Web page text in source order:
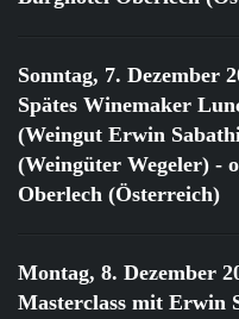
Sonntag, 7. Dezember
Spätes Winemaker
(Weingut Erwin
(Weingüter Wegeler) -
Oberlech (Österreich)
Montag, 8. Dezember
Masterclass mit Erwin